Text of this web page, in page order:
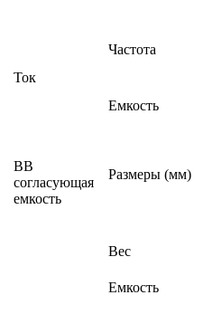
Частота
Ток
ВВ
согласующая
емкость
Емкость
Размеры (мм)
Вес
Емкость